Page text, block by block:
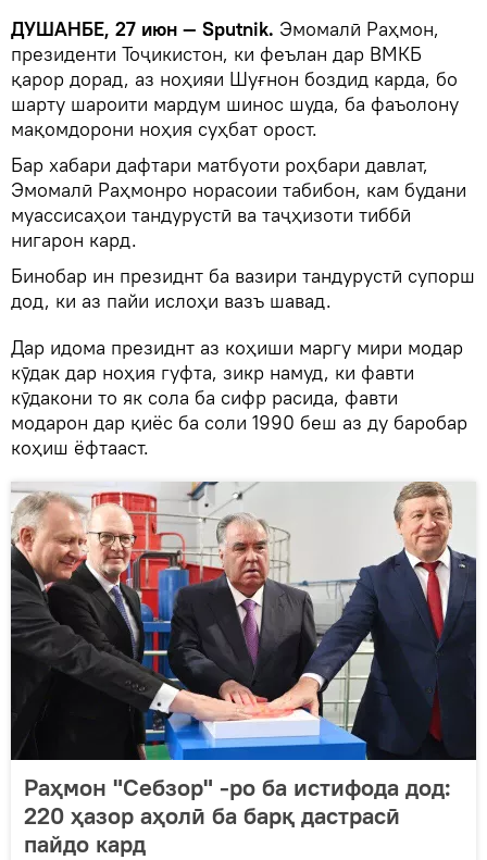
ДУШАНБЕ, 27 июн — Sputnik. Эмомалӣ Раҳмон,
президенти Тоҷикистон, ки феълан дар ВМКБ
қарор дорад, аз ноҳияи Шуғнон боздид карда, бо
шарту шароити мардум шинос шуда, ба фаъолону
мақомдорони ноҳия суҳбат орост.
Бар хабари дафтари матбуоти роҳбари давлат,
Эмомалӣ Раҳмонро норасоии табибон, кам будани
муассисаҳои тандурустӣ ва таҷҳизоти тиббӣ
нигарон кард.
Бинобар ин президнт ба вазири тандурустӣ супорш
дод, ки аз пайи ислоҳи вазъ шавад.
Дар идома президнт аз коҳиши маргу мири модар
кӯдак дар ноҳия гуфта, зикр намуд, ки фавти
кӯдакони то як сола ба сифр расида, фавти
модарон дар қиёс ба соли 1990 беш аз ду баробар
коҳиш ёфтааст.
Раҳмон "Себзор" -ро ба истифода дод:
220 ҳазор аҳолӣ ба барқ дастрасӣ
пайдо кард